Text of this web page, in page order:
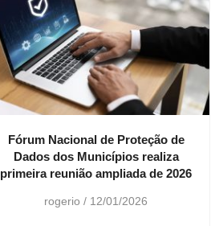
Fórum Nacional de Proteção de
Dados dos Municípios realiza
primeira reunião ampliada de 2026
rogerio 12/01/2026